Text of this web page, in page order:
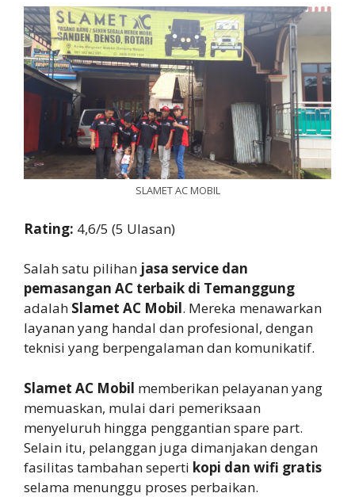
SLAMET AC MOBIL
Rating: 4,6/5 (5 Ulasan)
Salah satu pilihan jasa service dan
pemasangan AC terbaik di Temanggung
adalah Slamet AC Mobil. Mereka menawarkan
layanan yang handal dan profesional, dengan
teknisi yang berpengalaman dan komunikatif.
Slamet AC Mobil memberikan pelayanan yang
memuaskan, mulai dari pemeriksaan
menyeluruh hingga penggantian spare part.
Selain itu, pelanggan juga dimanjakan dengan
fasilitas tambahan seperti kopi dan wifi gratis
selama menunggu proses perbaikan.